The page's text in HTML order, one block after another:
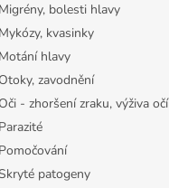
Migrény, bolesti hlavy
Mykózy, kvasinky
Motání hlavy
Otoky, zavodnění
Oči - zhoršení zraku, výživa očí
Parazité
Pomočování
patogeny